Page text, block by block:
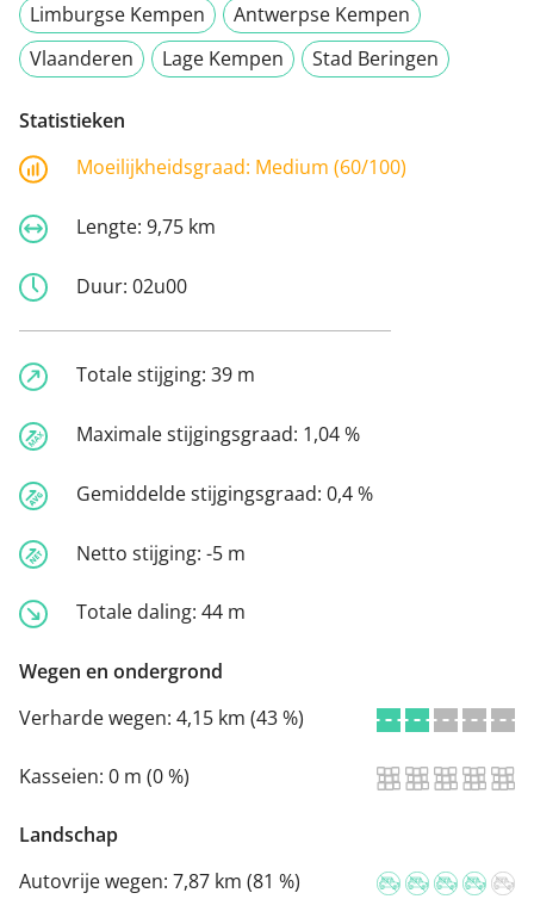
Limburgse Kempen
Antwerpse Kempen
Vlaanderen
Lage Kempen Stad Beringen
Statistieken
Moeilijkheidsgraad: Medium (60/100)
Lengte: 9,75 km
Duur: 02u00
Totale stijging: 39 m
Maximale stijgingsgraad: 1,04 %
Gemiddelde stijgingsgraad: 0,4 %
Netto stijging: -5 m
Totale daling: 44 m
Wegen en ondergrond
Verharde wegen: 4,15 km (43 %)
Kasseien: 0 m (0 %)
Landschap
Autovrije wegen: 7,87 km (81 %)